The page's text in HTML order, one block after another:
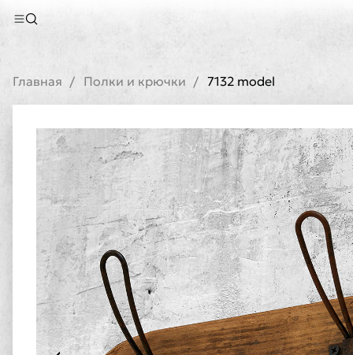
Главная Полки и крючки 7132 model